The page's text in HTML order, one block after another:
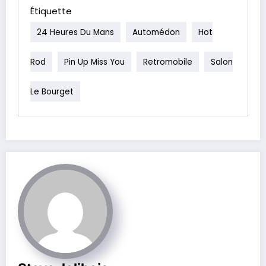
Étiquette
24 Heures Du Mans Automédon Hot
Rod Pin Up Miss You Retromobile Salon
Le Bourget